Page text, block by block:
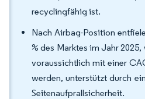
recyclingfähig ist.
Nach Airbag-Position
% des Marktes im Jahr
voraussichtlich mit einer
werden, unterstützt durch
Seitenaufprallsicherheit.